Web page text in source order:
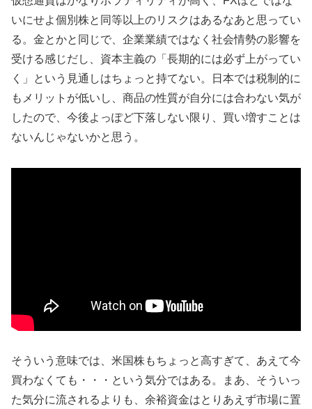
いにせよ個別株と同等以上のリスクはあるなあと思ってい
る。金とかと同じで、企業業績ではなく社会情勢の影響を
受ける感じだし、資本主義の「長期的には必ず上がってい
く」という見通しはちょっと持てない。日本では税制的に
もメリットが低いし、商品の性質が自分には合わない気が
したので、今後よっぽど下落しない限り、買い増すことは
ないんじゃないかと思う。
そういう意味では、米国株もちょっと高すぎて、あえて今
買わなくても・・・という気分ではある。まあ、そういっ
た気分に流されるよりも、余裕資金はとりあえず市場に置